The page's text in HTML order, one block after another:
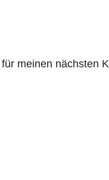
meinen nächsten